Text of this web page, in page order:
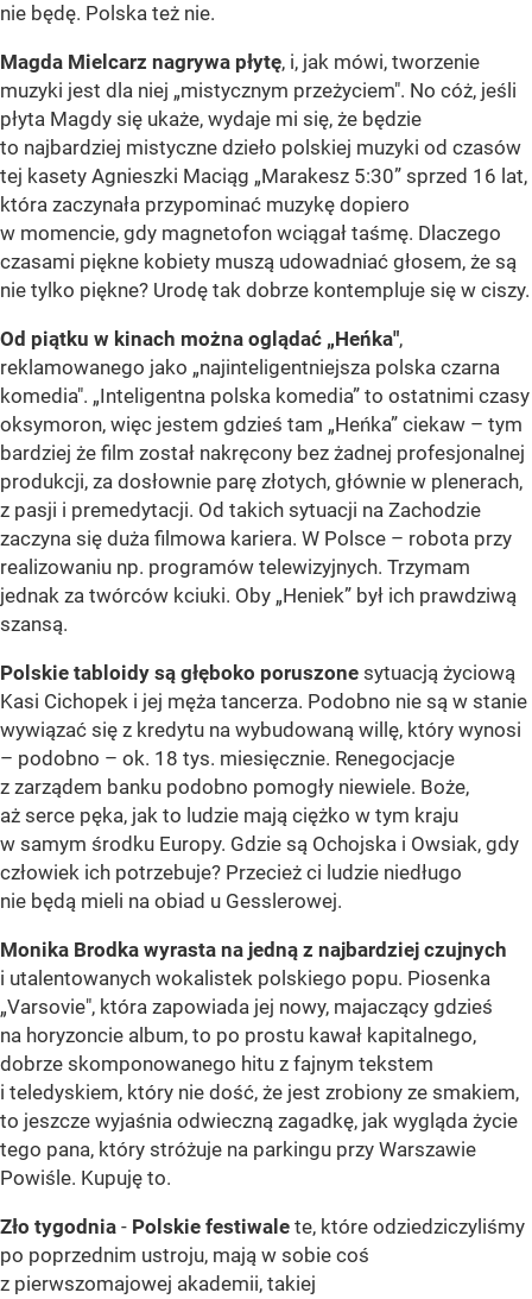
nie będę. Polska też nie.
Magda Mielcarz nagrywa płytę, i, jak mówi, tworzenie
muzyki jest dla niej „mistycznym przeżyciem". No cóż, jeśli
płyta Magdy się ukaże, wydaje mi się, że będzie
to najbardziej mistyczne dzieło polskiej muzyki od czasów
tej kasety Agnieszki Maciąg „Marakesz 5:30” sprzed 16 lat,
która zaczynała przypominać muzykę dopiero
w momencie, gdy magnetofon wciągał taśmę. Dlaczego
czasami piękne kobiety muszą udowadniać głosem, że są
nie tylko piękne? Urodę tak dobrze kontempluje się w ciszy.
Od piątku w kinach można oglądać „Heńka",
reklamowanego jako „najinteligentniejsza polska czarna
komedia". „Inteligentna polska komedia” to ostatnimi czasy
oksymoron, więc jestem gdzieś tam „Heńka” ciekaw – tym
bardziej że film został nakręcony bez żadnej profesjonalnej
produkcji, za dosłownie parę złotych, głównie w plenerach,
z pasji i premedytacji. Od takich sytuacji na Zachodzie
zaczyna się duża filmowa kariera. W Polsce – robota przy
realizowaniu np. programów telewizyjnych. Trzymam
jednak za twórców kciuki. Oby „Heniek” był ich prawdziwą
szansą.
Polskie tabloidy są głęboko poruszone sytuacją życiową
Kasi Cichopek i jej męża tancerza. Podobno nie są w stanie
wywiązać się z kredytu na wybudowaną willę, który wynosi
– podobno – ok. 18 tys. miesięcznie. Renegocjacje
z zarządem banku podobno pomogły niewiele. Boże,
aż serce pęka, jak to ludzie mają ciężko w tym kraju
w samym środku Europy. Gdzie są Ochojska i Owsiak, gdy
człowiek ich potrzebuje? Przecież ci ludzie niedługo
nie będą mieli na obiad u Gesslerowej.
Monika Brodka wyrasta na jedną z najbardziej czujnych
i utalentowanych wokalistek polskiego popu. Piosenka
„Varsovie", która zapowiada jej nowy, majaczący gdzieś
na horyzoncie album, to po prostu kawał kapitalnego,
dobrze skomponowanego hitu z fajnym tekstem
i teledyskiem, który nie dość, że jest zrobiony ze smakiem,
to jeszcze wyjaśnia odwieczną zagadkę, jak wygląda życie
tego pana, który stróżuje na parkingu przy Warszawie
Powiśle. Kupuję to.
Zło tygodnia - Polskie festiwale te, które odziedziczyliśmy
po poprzednim ustroju, mają w sobie coś
z pierwszomajowej akademii, takiej